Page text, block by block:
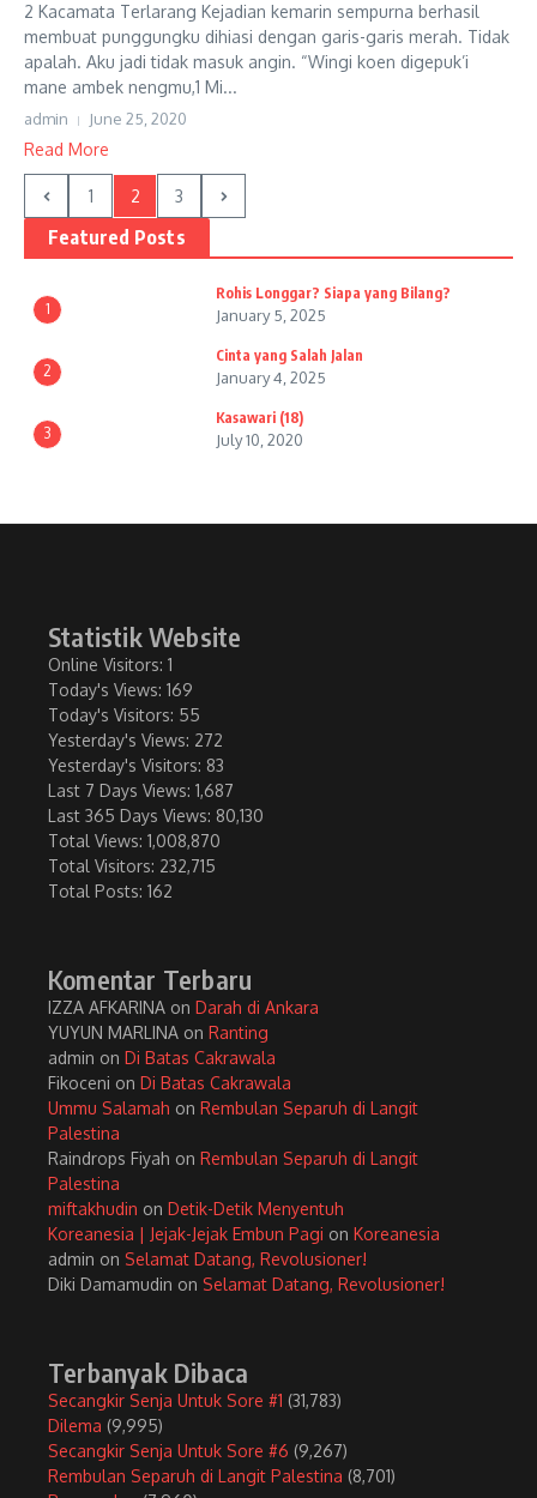
2 Kacamata Terlarang Kejadian kemarin sempurna berhasil
membuat punggungku dihiasi dengan garis-garis merah. Tidak
apalah. Aku jadi tidak masuk angin. “Wingi koen digepuk’i
mane ambek nengmu,1 Mi...
admin June 25, 2020
Read More
1 2 3
Featured Posts
1
Rohis Longgar? Siapa yang Bilang?
January 5, 2025
2
Cinta yang Salah Jalan
January 4, 2025
3
Kasawari (18)
July 10, 2020
Statistik Website
Online Visitors: 1
Today's Views: 169
Today's Visitors: 55
Yesterday's Views: 272
Yesterday's Visitors: 83
Last 7 Days Views: 1,687
Last 365 Days Views: 80,130
Total Views: 1,008,870
Total Visitors: 232,715
Total Posts: 162
Komentar Terbaru
IZZA AFKARINA on Darah di Ankara
YUYUN MARLINA on Ranting
admin on Di Batas Cakrawala
Fikoceni on Di Batas Cakrawala
Ummu Salamah on Rembulan Separuh di Langit
Palestina
Raindrops Fiyah on Rembulan Separuh di Langit
Palestina
miftakhudin on Detik-Detik Menyentuh
Koreanesia | Jejak-Jejak Embun Pagi on Koreanesia
admin on Selamat Datang, Revolusioner!
Diki Damamudin on Selamat Datang, Revolusioner!
Terbanyak Dibaca
Secangkir Senja Untuk Sore #1 (31,783)
Dilema (9,995)
Secangkir Senja Untuk Sore #6 (9,267)
Rembulan Separuh di Langit Palestina (8,701)